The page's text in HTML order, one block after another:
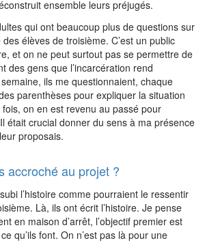
ensemble leurs préjugés.
qui ont beaucoup plus de questions sur
élèves de troisième. C’est un public
et on ne peut surtout pas se permettre de
des gens que l’incarcération rend
ils me questionnaient, chaque
parenthèses pour expliquer la situation
on en est revenu au passé pour
était crucial donner du sens à ma présence
proposais.
accroché au projet ?
l’histoire comme pourraient le ressentir
Là, ils ont écrit l’histoire. Je pense
en maison d’arrêt, l’objectif premier est
qu’ils font. On n’est pas là pour une